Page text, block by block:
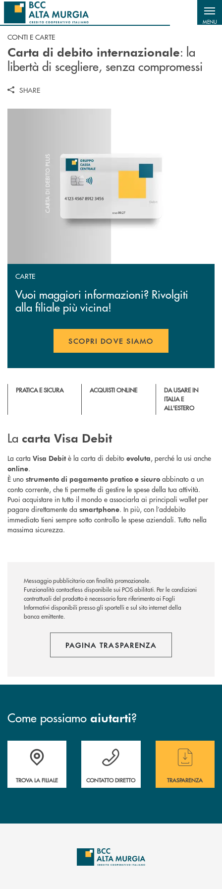
Salta al contenuto principale
MENU
CONTI E CARTE
Carta di debito internazionale: la
libertà di scegliere, senza compromessi
SHARE
CARTE
Vuoi maggiori informazioni? Rivolgiti
alla filiale più vicina!
SCOPRI DOVE SIAMO
PRATICA E SICURA ACQUISTI ONLINE
DA USARE IN
ITALIA E
ALL'ESTERO
La carta Visa Debit
La carta Visa Debit è la carta di debito evoluta, perché la usi anche
online.
È uno strumento di pagamento pratico e sicuro abbinato a un
conto corrente, che ti permette di gestire le spese della tua attività.
Puoi acquistare in tutto il mondo e associarla ai principali wallet per
pagare direttamente da smartphone. In più, con l’addebito
immediato tieni sempre sotto controllo le spese aziendali. Tutto nella
massima sicurezza.
Messaggio pubblicitario con finalità promozionale.
Funzionalità contactless disponibile sui POS abilitati. Per le condizioni
contrattuali del prodotto è necessario fare riferimento ai Fogli
Informativi disponibili presso gli sportelli e sul sito internet della
banca emittente.
PAGINA TRASPARENZA
Come possiamo aiutarti?
Accedi all' elenco completo delle filiali
TROVA LA FILIALE
Hai bisogno di assistenza immediata ?
CONTATTO DIRETTO
Hai bisogno di
TRASPARENZA